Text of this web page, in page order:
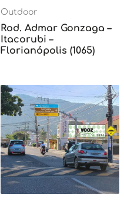
Outdoor
Rod. Admar Gonzaga –
Itacorubi –
Florianópolis (1065)